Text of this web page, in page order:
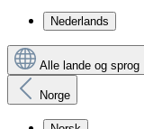
Nederlands
Alle lande og sprog
Norge